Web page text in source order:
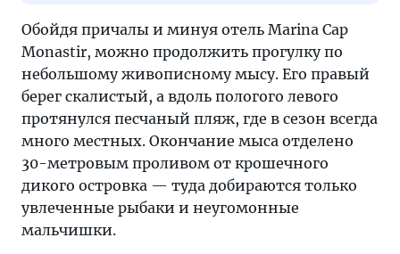
Обойдя причалы и минуя отель Marina Cap
Monastir, можно продолжить прогулку по
небольшому живописному мысу. Его правый
берег скалистый, а вдоль пологого левого
протянулся песчаный пляж, где в сезон всегда
много местных. Окончание мыса отделено
30-метровым проливом от крошечного
дикого островка — туда добираются только
увлеченные рыбаки и неугомонные
мальчишки.